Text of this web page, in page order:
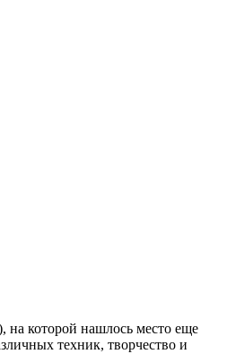
на которой нашлось место еще
техник, творчество и